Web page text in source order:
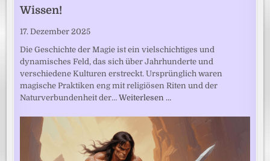
Wissen!
17. Dezember 2025
Die Geschichte der Magie ist ein vielschichtiges und
dynamisches Feld, das sich über Jahrhunderte und
verschiedene Kulturen erstreckt. Ursprünglich waren
magische Praktiken eng mit religiösen Riten und der
Naturverbundenheit der…Weiterlesen …